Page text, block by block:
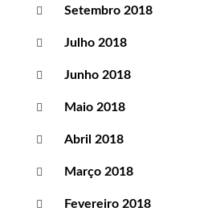
Setembro 2018
Julho 2018
Junho 2018
Maio 2018
Abril 2018
Março 2018
Fevereiro 2018